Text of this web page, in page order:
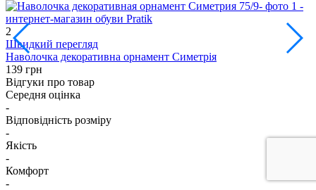
2
Швидкий перегляд
Наволочка декоративна орнамент Симетрія
139 грн
Відгуки про товар
Середня оцінка
-
Відповідність розміру
-
Якість
-
Комфорт
-